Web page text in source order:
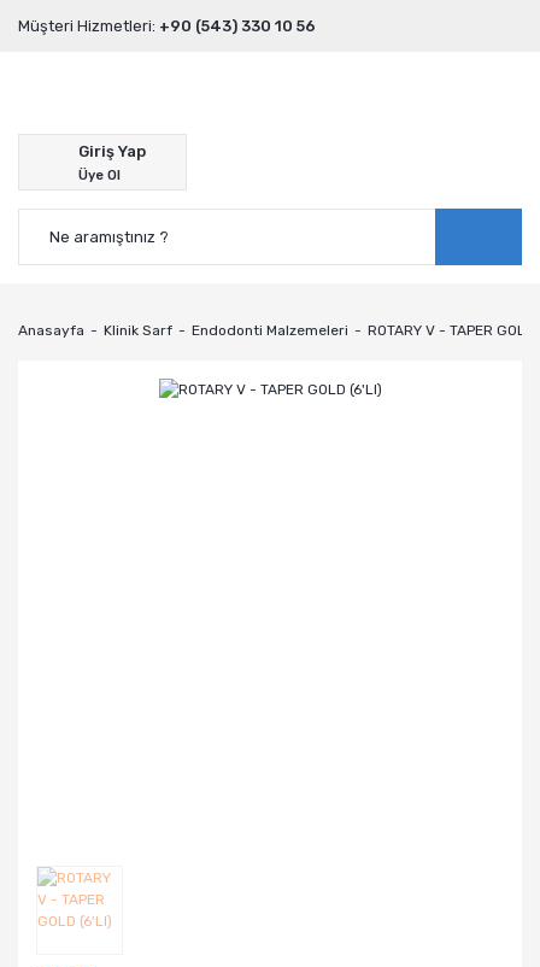
Müşteri Hizmetleri: +90 (543) 330 10 56
Giriş Yap
Üye Ol
Anasayfa Klinik Sarf Endodonti Malzemeleri ROTARY V - TAPER